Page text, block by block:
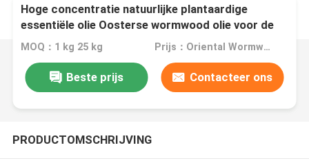
Hoge concentratie natuurlijke plantaardige
essentiële olie Oosterse wormwood olie voor de
voedingsindustrie
MOQ：1 kg 25 kg Prijs：Oriental Wormwood Oil CAS:8016-88-4
Beste prijs Contacteer ons
PRODUCTOMSCHRIJVING